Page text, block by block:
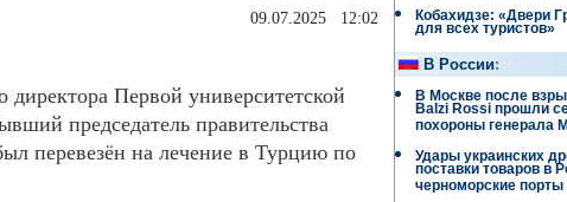
09.07.2025 12:02
Первой университетской
председатель правительства
перевезён на лечение в Турцию по
Кобахидзе: «Двери
для всех туристов»
В России:
В Москве после
Balzi Rossi прошли
похороны генерала
Удары украинских
поставки товаров в
черноморские порты